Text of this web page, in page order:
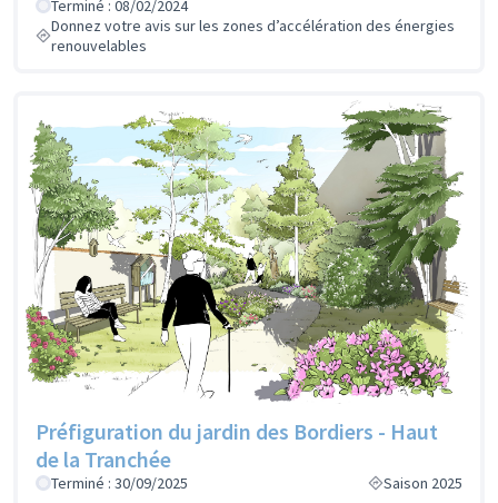
Terminé : 08/02/2024
Donnez votre avis sur les zones d’accélération des énergies
renouvelables
Préfiguration du jardin des Bordiers - Haut
de la Tranchée
Terminé : 30/09/2025 Saison 2025